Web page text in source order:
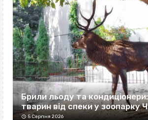
Брили льоду та
тварин від спеки у зоопарку
5 Серпня 2026